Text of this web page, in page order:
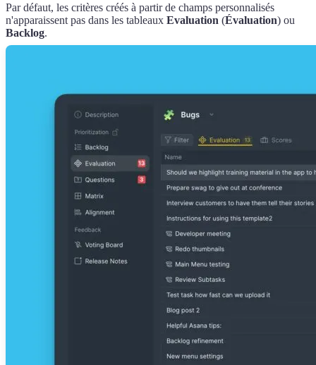
Par défaut, les critères créés à partir de champs personnalisés
n'apparaissent pas dans les tableaux Evaluation (Évaluation) ou
Backlog.